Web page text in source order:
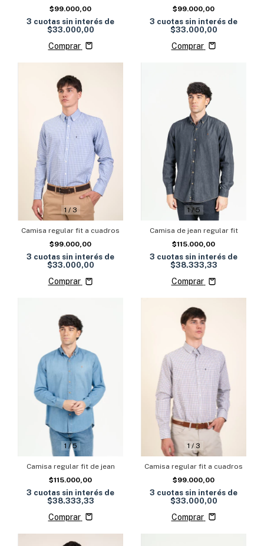
$99.000,00
3 cuotas sin interés de
$33.000,00
Comprar
$99.000,00
3 cuotas sin interés de
$33.000,00
Comprar
1/ 3
Camisa regular fit a cuadros
$99.000,00
3 cuotas sin interés de
$33.000,00
Comprar
1/5
Camisa de jean regular fit
$115.000,00
3 cuotas sin interés de
$38.333,33
Comprar
1 /5
Camisa regular fit de jean
$115.000,00
3 cuotas sin interés de
$38.333,33
Comprar
1 / 3
Camisa regular fit a cuadros
$99.000,00
3 cuotas sin interés de
$33.000,00
Comprar